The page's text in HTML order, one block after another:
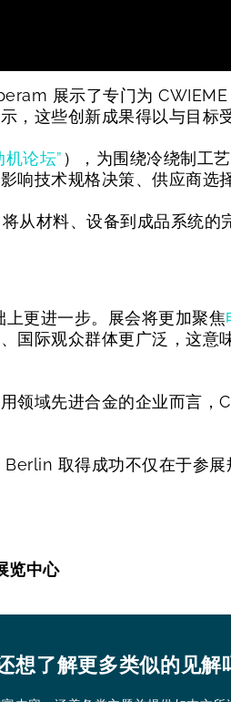
展示了专门为
，这些创新成果得以与目标
机论坛” ），为围绕冷绕制工
响技术规格决策、供应商选
从材料、设备到成品系统
更进一步。展会将更加聚焦
国际观众群体更广泛，这
领域先进合金的企业而言
取得成功不仅在于参展
览中心
想了解更多类似的见解